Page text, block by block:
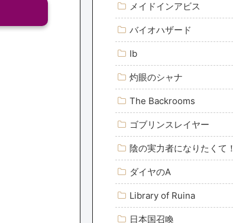
メイドインアビス
バイオハザード
Ib
灼眼のシャナ
The Backrooms
ゴブリンスレイヤー
陰の実力者になりたくて！
ダイヤのA
Library of Ruina
日本国召喚